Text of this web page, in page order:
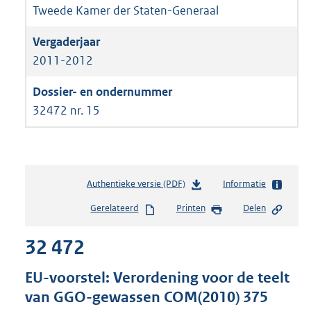
Tweede Kamer der Staten-Generaal
2011-2012
32472 nr. 15
Authentieke versie (PDF)b
s
s
g
Informatie
Gerelateerd Printen Delen
32 472
EU-voorstel: Verordening voor de teelt
van GGO-gewassen COM(2010) 375